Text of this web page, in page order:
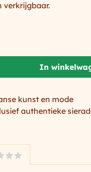
verkrijgbaar.
In
kunst en mode
authentieke